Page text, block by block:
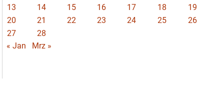
13
14 15 16 17 18
19
20
21 22 23 24 25
26
27
28
« Jan
Mrz »